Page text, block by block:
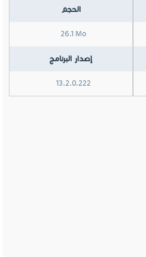
الحجم
26.1 Mo
إصدار البرنامج
13.2.0.222